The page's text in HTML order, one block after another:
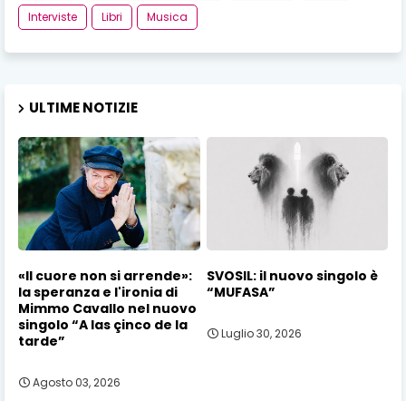
Interviste
Libri Musica
ULTIME NOTIZIE
«Il cuore non si arrende»:
la speranza e l'ironia di
Mimmo Cavallo nel nuovo
singolo “A las çinco de la
tarde”
Agosto 03, 2026
SVOSIL: il nuovo singolo è
“MUFASA”
Luglio 30, 2026